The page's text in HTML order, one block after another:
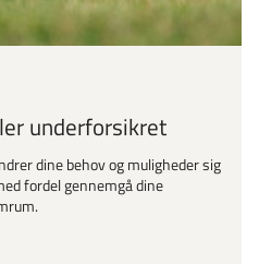
underforsikret
dine behov og muligheder sig
fordel gennemgå dine